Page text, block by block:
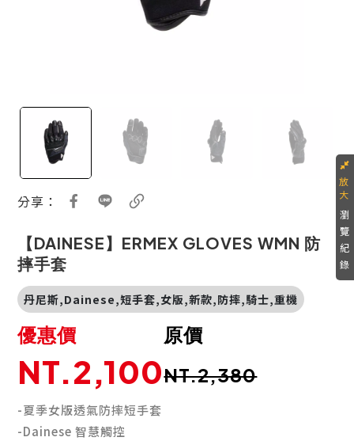
分享：
【DAINESE】ERMEX GLOVES WMN 防
摔手套
丹尼斯,Dainese,短手套,女版,新款,防摔,騎士,重機
原價
NT.2,380
優惠價
NT.2,100
-夏季女版透氣防摔短手套
-Dainese 智慧觸控
瀏
覽
紀
錄